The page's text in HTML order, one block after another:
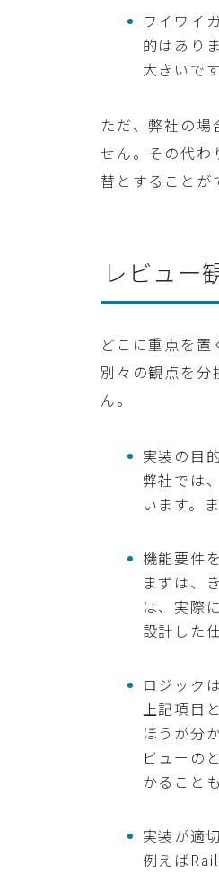
ワイワイ
的はあり
大きいで
ただ、弊社の
せん。その代
替とすることが
レビュー
どこに重点を
別々の観点を分
ん。
実装の目的
弊社では
います。
機能要件
まずは、
は、実際
設計した
ロジック
上記項目
ほうが分
ビューの
かること
実装が適
例えば